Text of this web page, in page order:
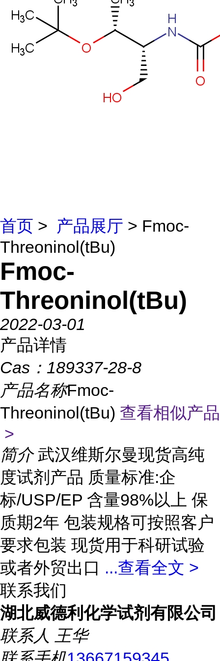
首页 > 产品展厅 > Fmoc-
Threoninol(tBu)
Fmoc-
Threoninol(tBu)
2022-03-01
产品详情
Cas： 189337-28-8
产品名称Fmoc-
Threoninol(tBu) 查看相似产品
>
简介 武汉维斯尔曼现货高纯
度试剂产品 质量标准:企
标/USP/EP 含量98%以上 保
质期2年 包装规格可按照客户
要求包装 现货用于科研试验
或者外贸出口 ...查看全文 >
联系我们
湖北威德利化学试剂有限公司
联系人 王华